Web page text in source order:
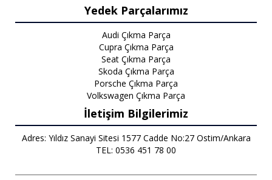
Yedek Parçalarımız
Audi Çıkma Parça
Cupra Çıkma Parça
Seat Çıkma Parça
Skoda Çıkma Parça
Porsche Çıkma Parça
Volkswagen Çıkma Parça
İletişim Bilgilerimiz
Adres: Yıldız Sanayi Sitesi 1577 Cadde No:27 Ostim/Ankara
TEL: 0536 451 78 00